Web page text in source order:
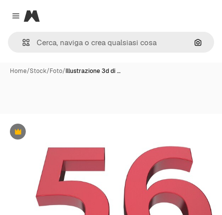
Close menu
Magnific
Cerca
Home/Stock/Foto/Illustrazione 3d di …
Premium